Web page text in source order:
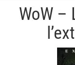
WoW –